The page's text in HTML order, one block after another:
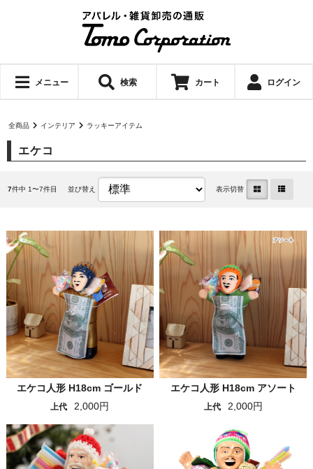
メニュー 検索 カート ログイン
全商品 インテリア ラッキーアイテム
エケコ
7件中 1〜7件目 並び替え 表示切替
エケコ人形 H18cm ゴールド
上代 2,000円
エケコ人形 H18cm アソート
上代 2,000円